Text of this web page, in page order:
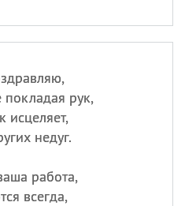
покладая рук,
исцеляет,
недуг.
работа,
всегда,